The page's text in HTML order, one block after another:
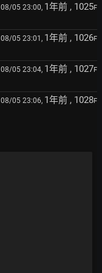
08/05 23:00, 1年前 , 1025F
08/05 23:01, 1年前 , 1026F
08/05 23:04, 1年前 , 1027F
08/05 23:06, 1年前 , 1028F